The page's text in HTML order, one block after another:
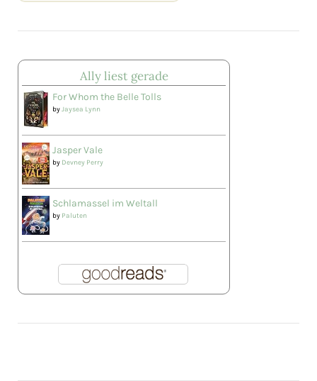
Ally liest gerade
For Whom the Belle Tolls
byJaysea Lynn
Jasper Vale
by Devney Perry
Schlamassel im Weltall
by Paluten